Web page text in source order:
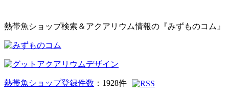
熱帯魚ショップ検索＆アクアリウム情報の『みずものコム』
熱帯魚ショップ登録件数 ： 1928件